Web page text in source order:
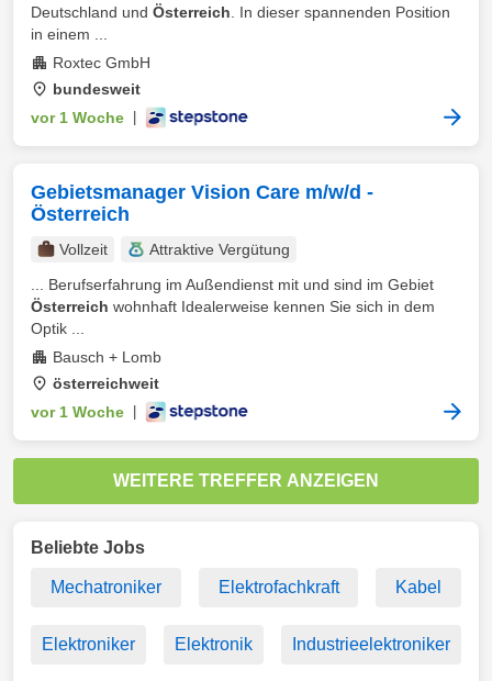
Deutschland und Österreich . In dieser spannenden Position
in einem ...
Roxtec GmbH
bundesweit
vor 1 Woche
Gebietsmanager Vision Care m/w/d -
Österreich
Vollzeit
Attraktive Vergütung
... Berufserfahrung im Außendienst mit und sind im Gebiet
Österreich wohnhaft Idealerweise kennen Sie sich in dem
Optik ...
Bausch + Lomb
österreichweit
vor 1 Woche
WEITERE TREFFER ANZEIGEN
Beliebte Jobs
Mechatroniker Elektrofachkraft Kabel
Elektroniker Elektronik Industrieelektroniker